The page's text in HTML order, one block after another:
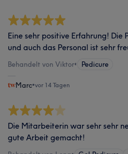
Eine sehr positive Erfahrung! Die
und auch das Personal ist sehr
Behandelt von Viktor• Pedicure
Marc•vor 14 Tagen
Die Mitarbeiterin war sehr sehr
gute Arbeit gemacht!